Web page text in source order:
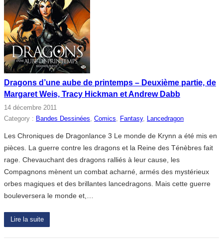
Dragons d’une aube de printemps – Deuxième partie, de
Margaret Weis, Tracy Hickman et Andrew Dabb
14 décembre 2011
Category : Bandes Dessinées, Comics, Fantasy, Lancedragon
Les Chroniques de Dragonlance 3 Le monde de Krynn a été mis en
pièces. La guerre contre les dragons et la Reine des Ténèbres fait
rage. Chevauchant des dragons ralliés à leur cause, les
Compagnons mènent un combat acharné, armés des mystérieux
orbes magiques et des brillantes lancedragons. Mais cette guerre
bouleversera le monde et,…
Lire la suite